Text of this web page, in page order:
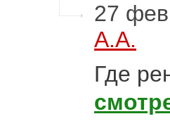
27
А.А.
Где